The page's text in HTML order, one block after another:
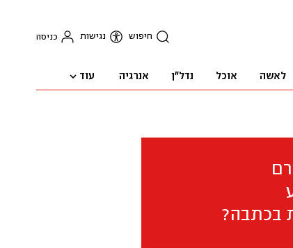
חיפוש נגישות כניסה
לאשה אוכל נדל"ן אנרגיה עוד
בכתבה?